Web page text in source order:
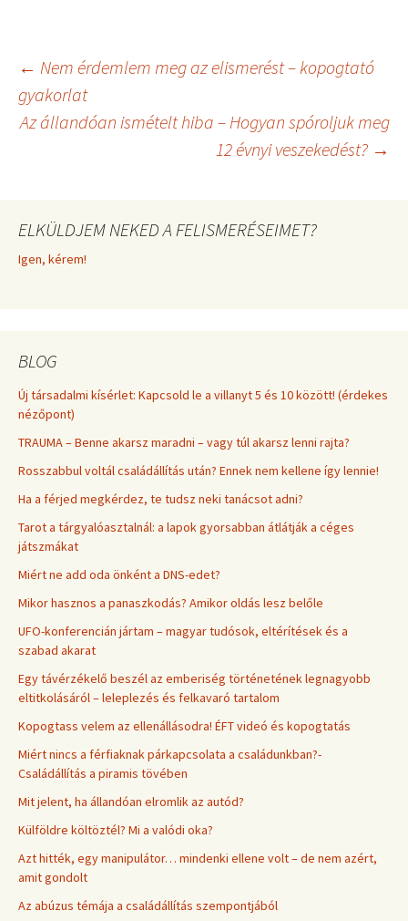
e
r
)
k
s
Bejegyzés
navigáció
← Nem érdemlem meg az elismerést – kopogtató
gyakorlat
Az állandóan ismételt hiba – Hogyan spóroljuk meg
12 évnyi veszekedést? →
ELKÜLDJEM NEKED A FELISMERÉSEIMET?
Igen, kérem!
BLOG
Új társadalmi kísérlet: Kapcsold le a villanyt 5 és 10 között! (érdekes
nézőpont)
TRAUMA – Benne akarsz maradni – vagy túl akarsz lenni rajta?
Rosszabbul voltál családállítás után? Ennek nem kellene így lennie!
Ha a férjed megkérdez, te tudsz neki tanácsot adni?
Tarot a tárgyalóasztalnál: a lapok gyorsabban átlátják a céges
játszmákat
Miért ne add oda önként a DNS-edet?
Mikor hasznos a panaszkodás? Amikor oldás lesz belőle
UFO-konferencián jártam – magyar tudósok, eltérítések és a
szabad akarat
Egy távérzékelő beszél az emberiség történetének legnagyobb
eltitkolásáról – leleplezés és felkavaró tartalom
Kopogtass velem az ellenállásodra! ÉFT videó és kopogtatás
Miért nincs a férfiaknak párkapcsolata a családunkban?-
Családállítás a piramis tövében
Mit jelent, ha állandóan elromlik az autód?
Külföldre költöztél? Mi a valódi oka?
Azt hitték, egy manipulátor… mindenki ellene volt – de nem azért,
amit gondolt
Az abúzus témája a családállítás szempontjából